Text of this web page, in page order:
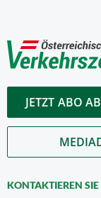
JETZT ABO
KONTAKTIEREN